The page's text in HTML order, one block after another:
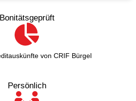
Bonitätsgeprüft
von CRIF Bürgel
Persönlich